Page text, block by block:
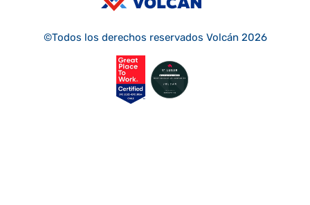
©Todos los derechos reservados Volcán 2026